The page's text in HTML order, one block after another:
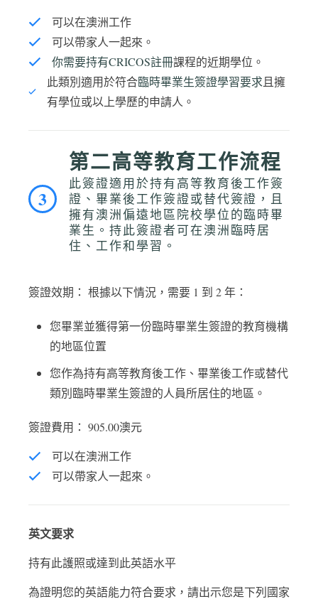
可以在澳洲工作
可以帶家人一起來。
你需要持有CRICOS註冊課程的近期學位。
此類別適用於符合臨時畢業生簽證學習要求且擁
有學位或以上學歷的申請人。
3
第二高等教育工作流程
此簽證適用於持有高等教育後工作簽
證、畢業後工作簽證或替代簽證，且
擁有澳洲偏遠地區院校學位的臨時畢
業生。持此簽證者可在澳洲臨時居
住、工作和學習。
簽證效期： 根據以下情況，需要 1 到 2 年：
您畢業並獲得第一份臨時畢業生簽證的教育機構
的地區位置
您作為持有高等教育後工作、畢業後工作或替代
類別臨時畢業生簽證的人員所居住的地區。
簽證費用： 905.00澳元
可以在澳洲工作
可以帶家人一起來。
英文要求
持有此護照或達到此英語水平
為證明您的英語能力符合要求，請出示您是下列國家